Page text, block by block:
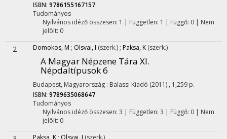
ISBN: 9786155167157
Tudományos
Nyilvános idéző összesen: 1 | Független: 1 | Függő: 0 | Nem
jelölt: 0
2 Domokos, M ; Olsvai, I (szerk.) ; Paksa, K (szerk.)
A Magyar Népzene Tára XI.
Népdaltípusok 6
Budapest, Magyarország : Balassi Kiadó (2011) , 1,259 p.
ISBN: 9789635068647
Tudományos
Nyilvános idéző összesen: 3 | Független: 3 | Függő: 0 | Nem
jelölt: 0
Paksa, K ; Olsvai, I (szerk.)